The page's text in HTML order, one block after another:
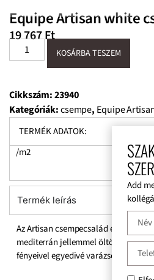
Equipe Artisan white
19 767Ft
KOSÁRBA TESZEM
Cikkszám:23940
Kategóriák:csempe, Equipe
TERMÉK ADATOK:
/m2
Termék leírás
Az Artisan csempecsalád élettel teli
mediterrán jellemmel öltözteti fel
fényeivel egyedivé varázsolja a
Add